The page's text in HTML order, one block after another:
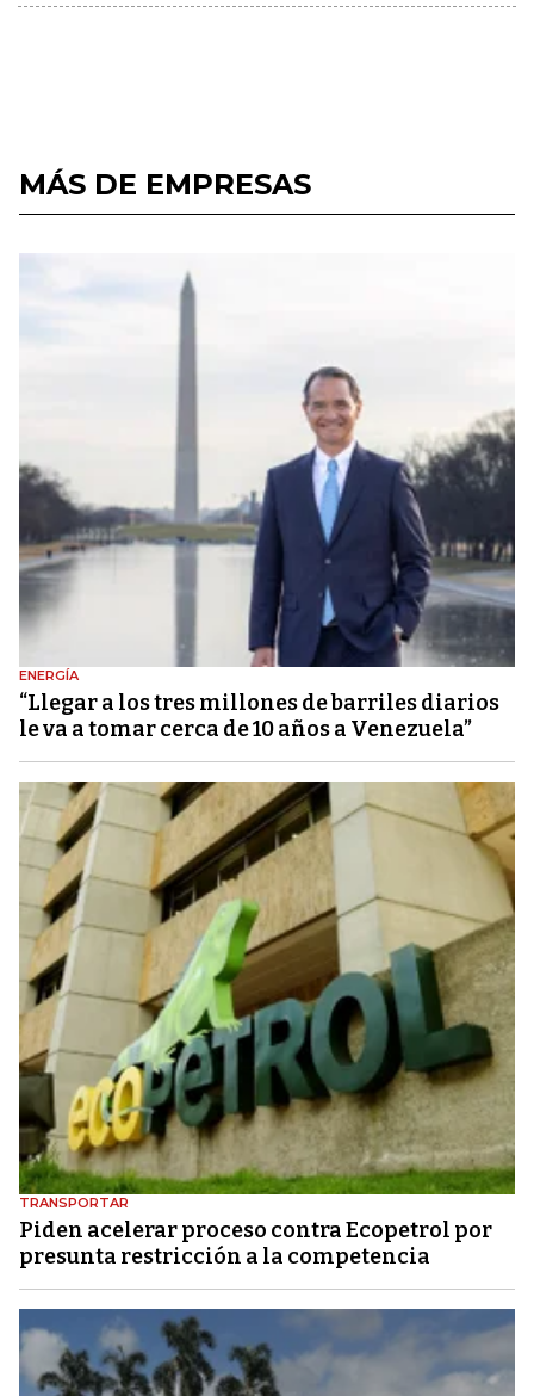
MÁS DE EMPRESAS
ENERGÍA
“Llegar a los tres millones de barriles diarios
le va a tomar cerca de 10 años a Venezuela”
TRANSPORTAR
Piden acelerar proceso contra Ecopetrol por
presunta restricción a la competencia